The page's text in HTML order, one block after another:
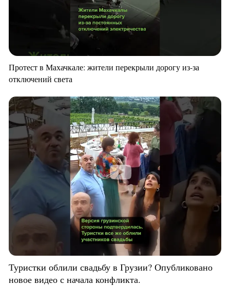
Протест в Махачкале: жители перекрыли дорогу из-за
отключений света
Туристки облили свадьбу в Грузии? Опубликовано
новое видео с начала конфликта.